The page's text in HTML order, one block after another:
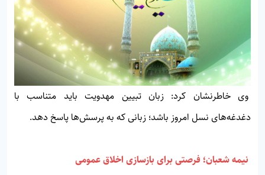
وی خاطرنشان کرد: زبان تبیین مهدویت باید متناسب با
دغدغه‌های نسل امروز باشد؛ زبانی که به پرسش‌ها پاسخ دهد.
نیمه شعبان؛ فرصتی برای بازسازی اخلاق عمومی